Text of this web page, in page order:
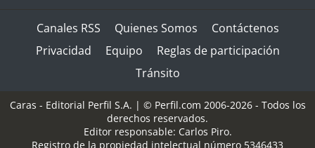
Canales RSS Quienes Somos
Contáctenos
Privacidad
Equipo
Reglas de participación
Tránsito
Caras - Editorial Perfil S.A. | © Perfil.com 2006-2026 - Todos los
derechos reservados.
Editor responsable: Carlos Piro.
Registro de la propiedad intelectual número 5346433